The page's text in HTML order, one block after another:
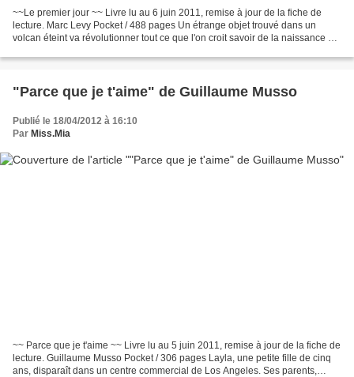
~~Le premier jour ~~ Livre lu au 6 juin 2011, remise à jour de la fiche de
lecture. Marc Levy Pocket / 488 pages Un étrange objet trouvé dans un
volcan éteint va révolutionner tout ce que l'on croit savoir de la naissance du
"Parce que je t'aime" de Guillaume Musso
Publié le 18/04/2012 à 16:10
Par Miss.Mia
~~ Parce que je t'aime ~~ Livre lu au 5 juin 2011, remise à jour de la fiche de
lecture. Guillaume Musso Pocket / 306 pages Layla, une petite fille de cinq
ans, disparaît dans un centre commercial de Los Angeles. Ses parents,